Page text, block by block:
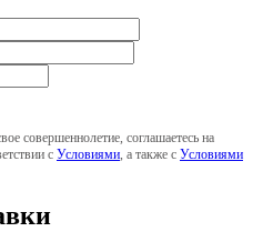
совершеннолетие, соглашаетесь на
с Условиями , а также с Условиями